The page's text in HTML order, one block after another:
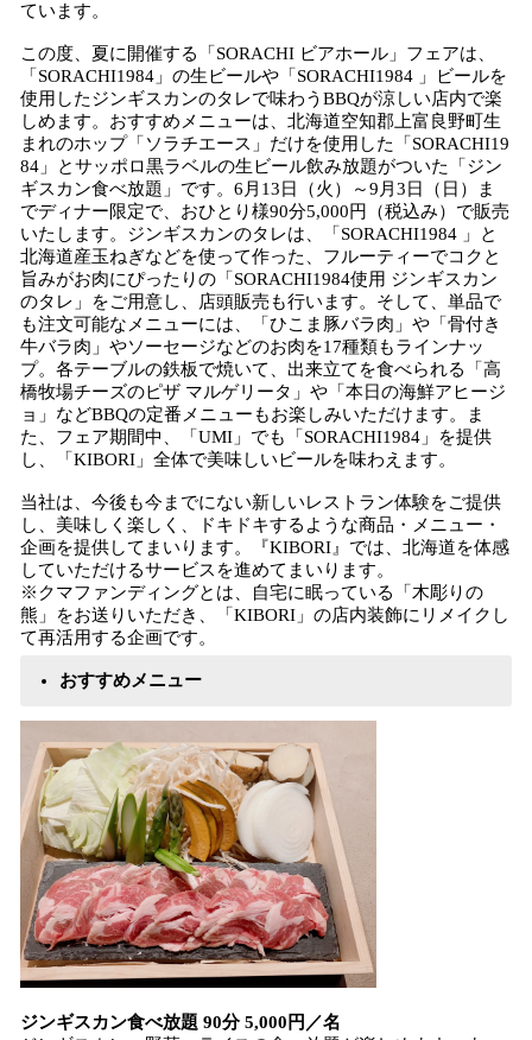
ています。
この度、夏に開催する「SORACHI ビアホール」フェアは、
「SORACHI1984」の生ビールや「SORACHI1984 」ビールを
使用したジンギスカンのタレで味わうBBQが涼しい店内で楽
しめます。おすすめメニューは、北海道空知郡上富良野町生
まれのホップ「ソラチエース」だけを使用した「SORACHI19
84」とサッポロ黒ラベルの生ビール飲み放題がついた「ジン
ギスカン食べ放題」です。6月13日（火）～9月3日（日）ま
でディナー限定で、おひとり様90分5,000円（税込み）で販売
いたします。ジンギスカンのタレは、「SORACHI1984 」と
北海道産玉ねぎなどを使って作った、フルーティーでコクと
旨みがお肉にぴったりの「SORACHI1984使用 ジンギスカン
のタレ」をご用意し、店頭販売も行います。そして、単品で
も注文可能なメニューには、「ひこま豚バラ肉」や「骨付き
牛バラ肉」やソーセージなどのお肉を17種類もラインナッ
プ。各テーブルの鉄板で焼いて、出来立てを食べられる「高
橋牧場チーズのピザ マルゲリータ」や「本日の海鮮アヒージ
ョ」などBBQの定番メニューもお楽しみいただけます。ま
た、フェア期間中、「UMI」でも「SORACHI1984」を提供
し、「KIBORI」全体で美味しいビールを味わえます。
当社は、今後も今までにない新しいレストラン体験をご提供
し、美味しく楽しく、ドキドキするような商品・メニュー・
企画を提供してまいります。『KIBORI』では、北海道を体感
していただけるサービスを進めてまいります。
※クマファンディングとは、自宅に眠っている「木彫りの
熊」をお送りいただき、「KIBORI」の店内装飾にリメイクし
て再活用する企画です。
おすすめメニュー
ジンギスカン食べ放題 90分 5,000円／名